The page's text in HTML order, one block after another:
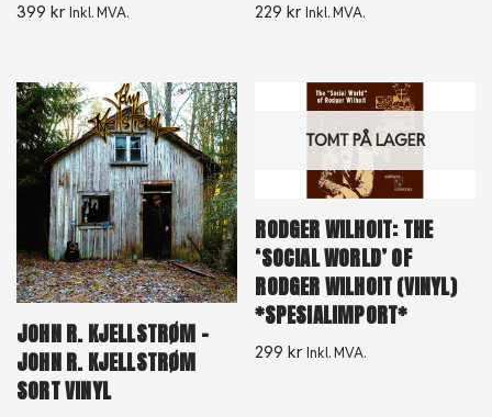
399 kr Inkl. MVA. 229kr Inkl. MVA.
JOHN R. KJELLSTRØM –
JOHN R. KJELLSTRØM
SORT VINYL
TOMT PÅ LAGER
RODGER WILHOIT: THE
‘SOCIAL WORLD’ OF
RODGER WILHOIT (VINYL)
*SPESIALIMPORT*
299kr Inkl. MVA.